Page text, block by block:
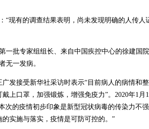
“现有的调查结果表明，尚未发现明确的人传
一批专家组组长、来自中国疾控中心的徐建国
无一发病。
广发接受新华社采访时表示“目前病人的病情和
上口罩，加强锻炼，增强免疫力”。2020年1
次的疫情初步印象是新型冠状病毒的传染力不
实施与落实，疫情是可防可控的。”